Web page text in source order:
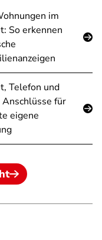
im
So erkennen
Telefon und
Anschlüsse für
eigene